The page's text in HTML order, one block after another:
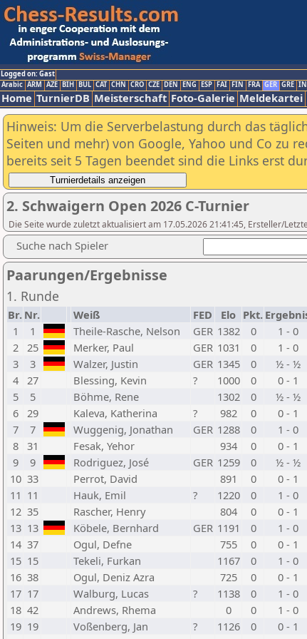
Logged on: Gast
Arabic ARM AZE BIH BUL CAT CHN CRO CZE DEN ENG ESP FAI FIN FRA GER GRE
Home TurnierDB Meisterschaft Foto-Galerie Meldekartei
Hinweis: Um die Serverbelastung durch das
Seiten und mehr) von Google, Yahoo und Co zu
bereits seit 5 Tagen beendet sind die Links erst
2. Schwaigern Open 2026 C-Turnier
Die Seite wurde zuletzt aktualisiert am 17.05.2026 21:41:45, Ersteller/
Suche nach Spieler
Paarungen/Ergebnisse
1. Runde
Br. Nr. Weiß FED Elo Pkt.
1
1 Theile-Rasche, Nelson GER 1382 0 1 - 0
2
25 Merker, Paul GER 1031 0 1 - 0
3
3 Walzer, Justin GER 1345 0 ½ - ½
4
27 Blessing, Kevin ? 1000 0 0 - 1
5
5 Böhme, Rene 1302 0 ½ - ½
6
29 Kaleva, Katherina ? 982 0 0 - 1
7
7 Wuggenig, Jonathan GER 1288 0 1 - 0
8
31 Fesak, Yehor 934 0 0 - 1
9
9 Rodriguez, José GER 1259 0 ½ - ½
10 33 Perrot, David 891 0 0 - 1
11 11 Hauk, Emil ? 1220 0 1 - 0
12 35 Rascher, Henry 804 0 0 - 1
13 13 Köbele, Bernhard GER 1191 0 1 - 0
14 37 Ogul, Defne 755 0 0 - 1
15 15 Tekeli, Furkan 1167 0 1 - 0
16 38 Ogul, Deniz Azra 725 0 0 - 1
17 17 Walburg, Lucas ? 1138 0 1 - 0
18 42 Andrews, Rhema 0 0 1 - 0
19 19 Voßenberg, Jan ? 1126 0 0 - 1